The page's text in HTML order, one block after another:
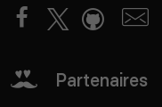
Partenaires